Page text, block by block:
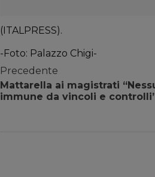
(ITALPRESS).
-Foto: Palazzo Chigi-
Precedente
Mattarella ai magistrati
immune da vincoli e